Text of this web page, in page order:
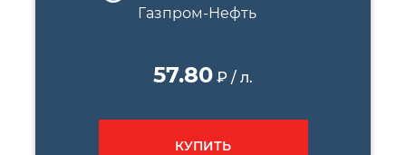
Газпром-Нефть
57.80 ₽ / л.
КУПИТЬ